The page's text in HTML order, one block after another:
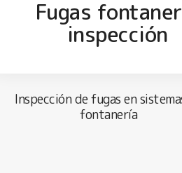
Fugas
inspección
Inspección de fugas en
fontanería